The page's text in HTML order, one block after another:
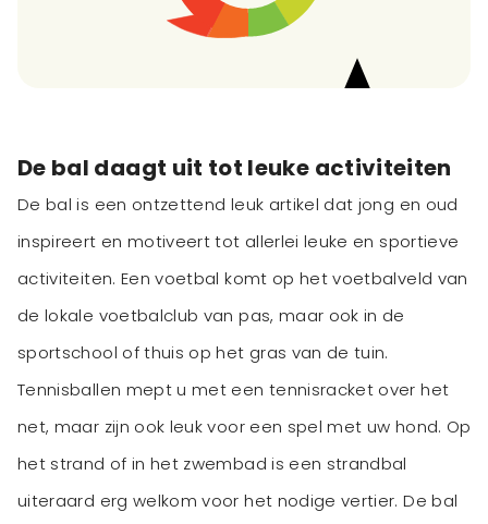
De bal daagt uit tot leuke activiteiten
De bal is een ontzettend leuk artikel dat jong en oud
inspireert en motiveert tot allerlei leuke en sportieve
activiteiten. Een voetbal komt op het voetbalveld van
de lokale voetbalclub van pas, maar ook in de
sportschool of thuis op het gras van de tuin.
Tennisballen mept u met een tennisracket over het
net, maar zijn ook leuk voor een spel met uw hond. Op
het strand of in het zwembad is een strandbal
uiteraard erg welkom voor het nodige vertier. De bal